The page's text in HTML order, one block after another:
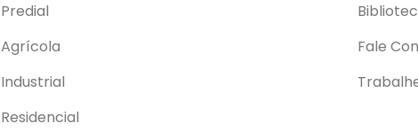
Predial
Agrícola
Industrial
Residencial
Fale